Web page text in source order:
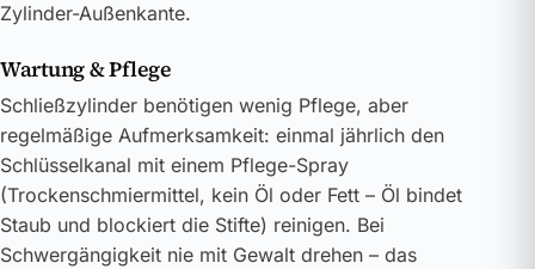
Zylinder-Außenkante.
Wartung & Pflege
Schließzylinder benötigen wenig Pflege, aber
regelmäßige Aufmerksamkeit: einmal jährlich den
Schlüsselkanal mit einem Pflege-Spray
(Trockenschmiermittel, kein Öl oder Fett – Öl bindet
Staub und blockiert die Stifte) reinigen. Bei
Schwergängigkeit nie mit Gewalt drehen – das